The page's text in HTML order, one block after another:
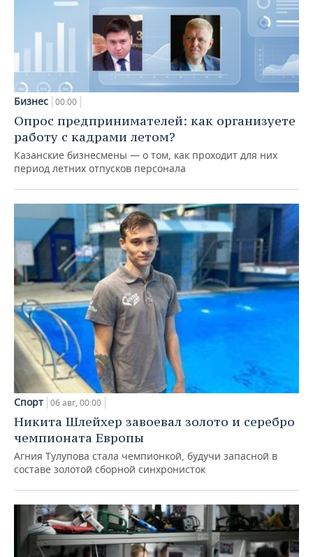
Бизнес 00:00
Опрос предпринимателей: как организуете
работу с кадрами летом?
Казанские бизнесмены — о том, как проходит для них
период летних отпусков персонала
Спорт 06 авг, 00:00
Никита Шлейхер завоевал золото и серебро
чемпионата Европы
Агния Тулупова стала чемпионкой, будучи запасной в
составе золотой сборной синхронисток